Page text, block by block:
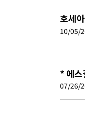
호세
10/05/
* 에
07/26/